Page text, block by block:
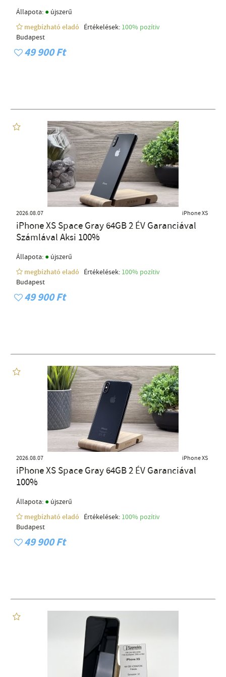
Állapota: ● újszerű
megbízható eladó
Értékelések: 100% pozítiv
Budapest
49 900 Ft
2026.08.07 iPhone XS
iPhone XS Space Gray 64GB 2 ÉV Garanciával
Számlával Aksi 100%
Állapota: ● újszerű
megbízható eladó
Értékelések: 100% pozítiv
Budapest
49 900 Ft
2026.08.07 iPhone XS
iPhone XS Space Gray 64GB 2 ÉV Garanciával
100%
Állapota: ● újszerű
megbízható eladó
Értékelések: 100% pozítiv
Budapest
49 900 Ft